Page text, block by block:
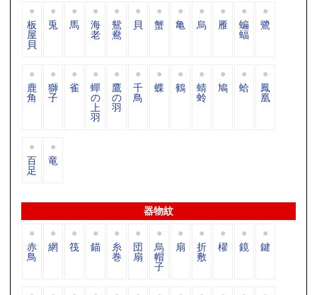
板
屋
貝
兎 馬 海
老
鴛
鴦
貝 蟹 亀 烏 雁 蝙
蝠
鷺
鹿
角
獅
子
雀 蟬
の
上
羽
鷹
の
羽
千
鳥
蝶 鶴 蜻
蛉
鳩 蛤 鳳
凰
百
足
竜
器物紋
赤
鳥
網 筏 錨 糸
巻
団
扇
烏
帽
子
扇 折
敷
櫂 鏡 鍵